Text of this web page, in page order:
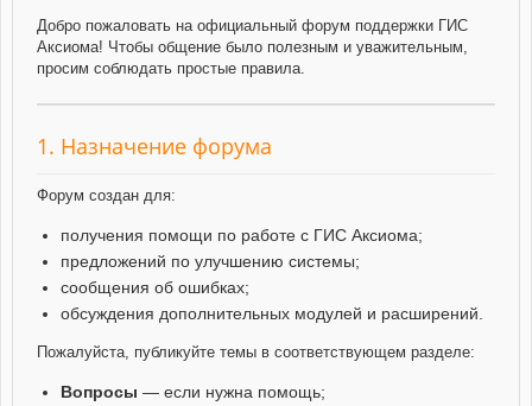
Добро пожаловать на официальный форум поддержки ГИС
Аксиома! Чтобы общение было полезным и уважительным,
просим соблюдать простые правила.
1. Назначение форума
Форум создан для:
получения помощи по работе с ГИС Аксиома;
предложений по улучшению системы;
сообщения об ошибках;
обсуждения дополнительных модулей и расширений.
Пожалуйста, публикуйте темы в соответствующем разделе:
Вопросы — если нужна помощь;